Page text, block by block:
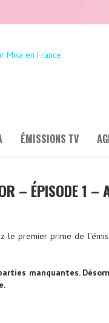
ÉMISSIONS TV
– ÉPISODE 1
le premier prime de
manquantes.